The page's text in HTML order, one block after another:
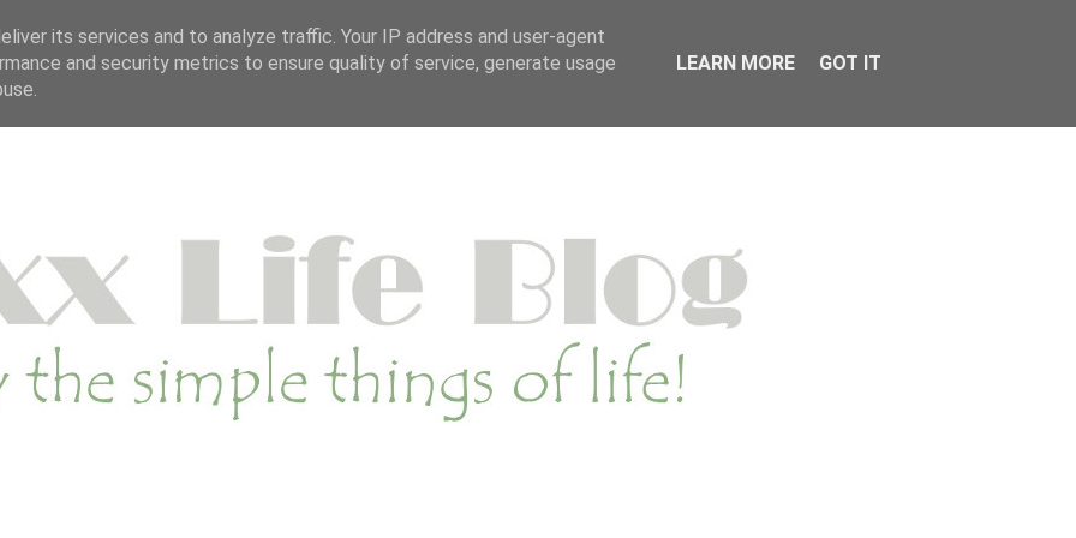
DUURZAME WEBSHOP CATEGORIE SAMENWERKEN
its services and to analyze traffic. Your IP address and user-agent
and security metrics to ensure quality of service, generate usage
LEARN MORE GOT IT